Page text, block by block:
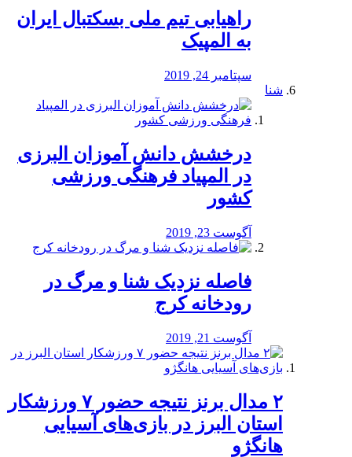
راهیابی تیم ملی بسکتبال ایران
به المپیک
سپتامبر 24, 2019
شنا
درخشش دانش آموزان البرزی
در المپیاد فرهنگی ورزشی
کشور
آگوست 23, 2019
️فاصله نزدیک شنا و مرگ در
رودخانه کرج
آگوست 21, 2019
۲ مدال برنز نتیجه حضور ۷ ورزشکار
استان البرز در بازی‌های آسیایی
هانگژو